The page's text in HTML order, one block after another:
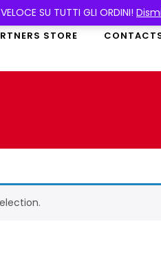
SU TUTTI GLI ORDINI!
STORE